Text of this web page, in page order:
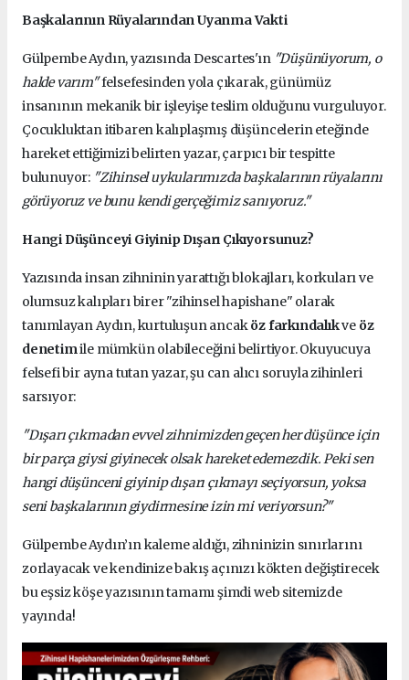
Başkalarının Rüyalarından Uyanma Vakti
Gülpembe Aydın, yazısında Descartes'ın "Düşünüyorum, o
halde varım"felsefesinden yola çıkarak, günümüz
insanının mekanik bir işleyişe teslim olduğunu vurguluyor.
Çocukluktan itibaren kalıplaşmış düşüncelerin eteğinde
hareket ettiğimizi belirten yazar, çarpıcı bir tespitte
bulunuyor: "Zihinsel uykularımızda başkalarının rüyalarını
görüyoruz ve bunu kendi gerçeğimiz sanıyoruz."
Hangi Düşünceyi Giyinip Dışarı Çıkıyorsunuz?
Yazısında insan zihninin yarattığı blokajları, korkuları ve
olumsuz kalıpları birer "zihinsel hapishane" olarak
tanımlayan Aydın, kurtuluşun ancaköz farkındalıkve öz
denetimile mümkün olabileceğini belirtiyor. Okuyucuya
felsefi bir ayna tutan yazar, şu can alıcı soruyla zihinleri
sarsıyor:
"Dışarı çıkmadan evvel zihnimizden geçen her düşünce için
bir parça giysi giyinecek olsak hareket edemezdik. Peki sen
hangi düşünceni giyinip dışarı çıkmayı seçiyorsun, yoksa
seni başkalarının giydirmesine izin mi veriyorsun?"
Gülpembe Aydın’ın kaleme aldığı, zihninizin sınırlarını
zorlayacak ve kendinize bakış açınızı kökten değiştirecek
bu eşsiz köşe yazısının tamamı şimdi web sitemizde
yayında!